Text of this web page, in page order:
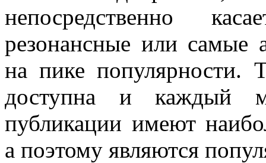
непосредственно
резонансные или самые
на пике популярности.
доступна и каждый
публикации имеют
а поэтому являются